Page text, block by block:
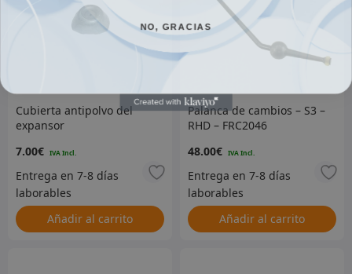
Cubierta antipolvo del
expansor
7.00€
Añadir al carrito
Palanca de cambios – S3 –
RHD – FRC2046
48.00€
Añadir al carrito
NO, GRACIAS